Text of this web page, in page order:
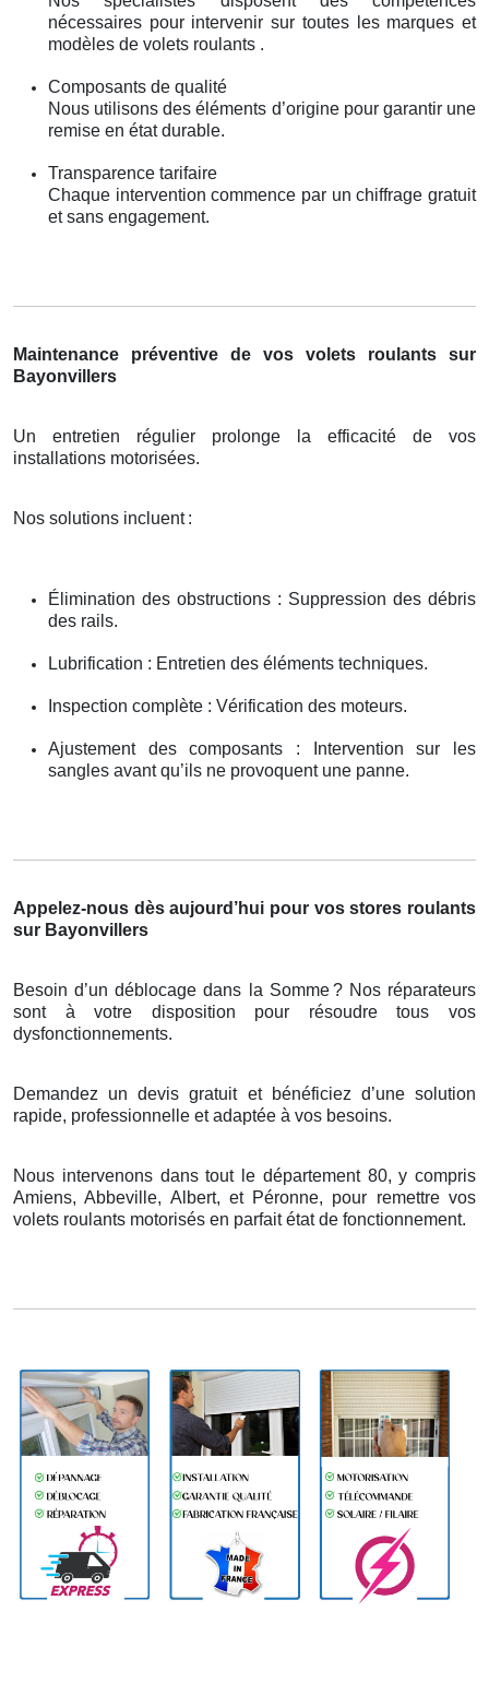
nécessaires pour intervenir sur toutes les marques et
modèles de volets roulants .
Composants de qualité
Nous utilisons des éléments d’origine pour garantir une
remise en état durable.
Transparence tarifaire
Chaque intervention commence par un chiffrage gratuit
et sans engagement.
Maintenance préventive de vos volets roulants sur
Bayonvillers
Un entretien régulier prolonge la efficacité de vos
installations motorisées.
Nos solutions incluent :
Élimination des obstructions : Suppression des débris
des rails.
Lubrification : Entretien des éléments techniques.
Inspection complète : Vérification des moteurs.
Ajustement des composants : Intervention sur les
sangles avant qu’ils ne provoquent une panne.
Appelez-nous dès aujourd’hui pour vos stores roulants
sur Bayonvillers
Besoin d’un déblocage dans la Somme? Nos réparateurs
sont à votre disposition pour résoudre tous vos
dysfonctionnements.
Demandez un devis gratuit et bénéficiez d’une solution
rapide, professionnelle et adaptée à vos besoins.
Nous intervenons dans tout le département 80, y compris
Amiens, Abbeville, Albert, et Péronne, pour remettre vos
volets roulants motorisés en parfait état de fonctionnement.